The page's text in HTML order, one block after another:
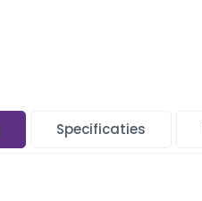
Specificaties